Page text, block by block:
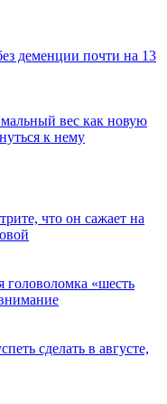
деменции почти на 13
вес как новую
к нему
что он сажает на
головоломка «шесть
сделать в августе,